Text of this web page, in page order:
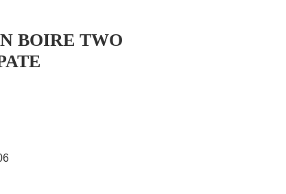
BOIRE TWO